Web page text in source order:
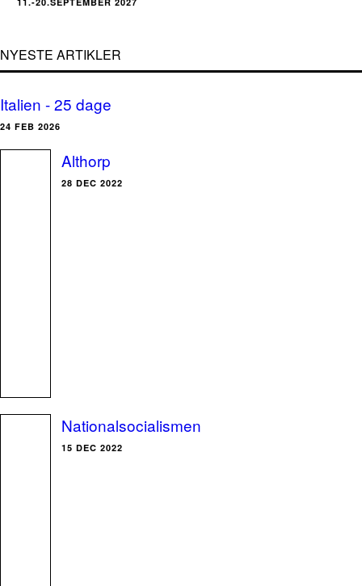
NYESTE ARTIKLER
Italien - 25 dage
24 FEB 2026
Althorp
28 DEC 2022
Nationalsocialismen
15 DEC 2022